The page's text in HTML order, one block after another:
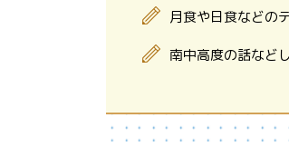
月食や日食などの
南中高度の話など